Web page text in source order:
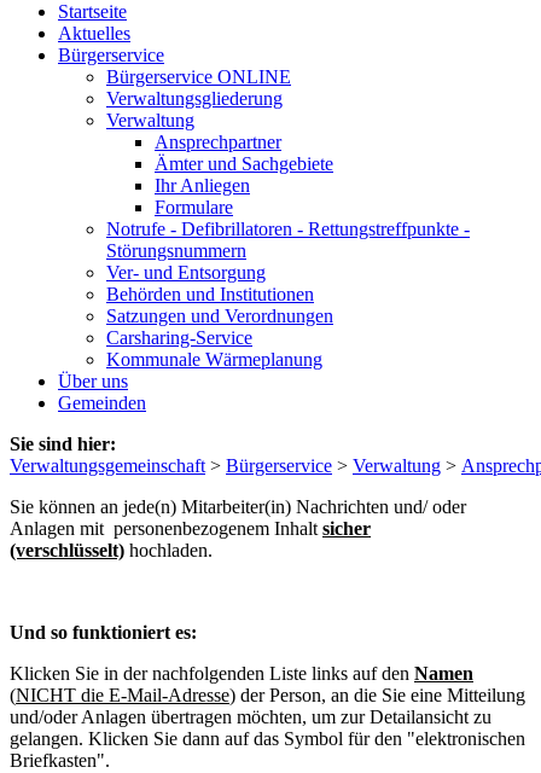
Startseite
Aktuelles
Bürgerservice
Bürgerservice ONLINE
Verwaltungsgliederung
Verwaltung
Ansprechpartner
Ämter und Sachgebiete
Ihr Anliegen
Formulare
Notrufe - Defibrillatoren - Rettungstreffpunkte -
Störungsnummern
Ver- und Entsorgung
Behörden und Institutionen
Satzungen und Verordnungen
Carsharing-Service
Kommunale Wärmeplanung
Über uns
Gemeinden
Sie sind hier:
Verwaltungsgemeinschaft > Bürgerservice > Verwaltung >
Sie können an jede(n) Mitarbeiter(in) Nachrichten und/ oder
Anlagen mit personenbezogenem Inhalt sicher
(verschlüsselt) hochladen.
Und so funktioniert es:
Klicken Sie in der nachfolgenden Liste links auf den Namen
(NICHT die E-Mail-Adresse) der Person, an die Sie eine Mitteilung
und/oder Anlagen übertragen möchten, um zur Detailansicht zu
gelangen. Klicken Sie dann auf das Symbol für den "elektronischen
Briefkasten".